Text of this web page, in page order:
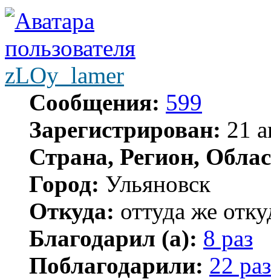
zLOy_lamer
Сообщения: 599
Зарегистрирован: 21
Страна, Регион,
Город: Ульяновск
Откуда: оттуда же
Благодарил (а): 8 раз
Поблагодарили: 22